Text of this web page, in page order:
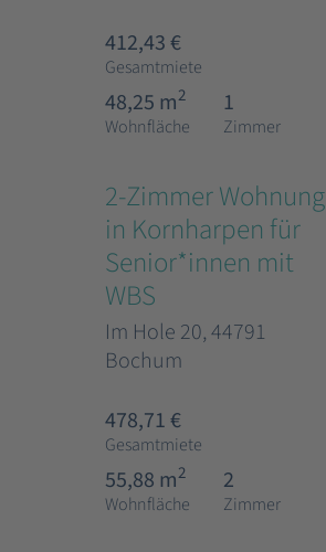
412,43 €
Gesamtmiete
48,25 m2
Wohnfläche
1
Zimmer
2-Zimmer Wohnung
in Kornharpen für
Senior*innen mit
WBS
Im Hole 20, 44791
Bochum
478,71 €
Gesamtmiete
55,88 m2
Wohnfläche
2
Zimmer